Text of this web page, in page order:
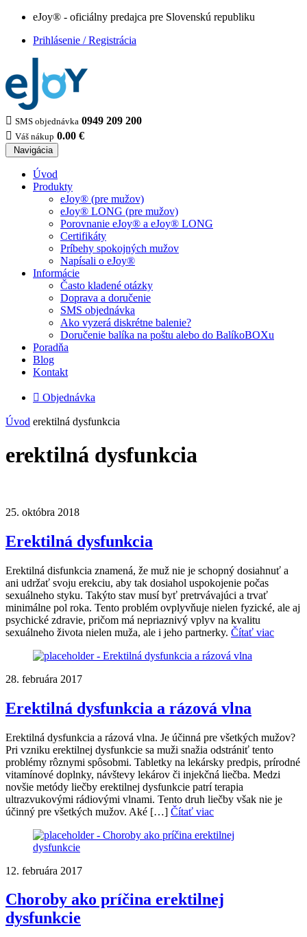
eJoy® - oficiálny predajca pre Slovenskú republiku
Prihlásenie / Registrácia
 SMS objednávka 0949 209 200
 Váš nákup 0.00 €
Navigácia
Úvod
Produkty
eJoy® (pre mužov)
eJoy® LONG (pre mužov)
Porovnanie eJoy® a eJoy® LONG
Certifikáty
Príbehy spokojných mužov
Napísali o eJoy®
Informácie
Často kladené otázky
Doprava a doručenie
SMS objednávka
Ako vyzerá diskrétne balenie?
Doručenie balíka na poštu alebo do BalíkoBOXu
Poradňa
Blog
Kontakt
 Objednávka
Úvod erektilná dysfunkcia
erektilná dysfunkcia
25. októbra 2018
Erektilná dysfunkcia
Erektilná disfunkcia znamená, že muž nie je schopný dosiahnuť a
ani udržať svoju erekciu, aby tak dosiahol uspokojenie počas
sexuálneho styku. Takýto stav musí byť pretrvávajúci a trvať
minimálne pol roka. Tento problém ovplyvňuje nielen fyzické, ale aj
psychické zdravie, pričom má nepriaznivý vplyv na kvalitu
sexuálneho života nielen muža, ale i jeho partnerky. Čítať viac
28. februára 2017
Erektilná dysfunkcia a rázová vlna
Erektilná dysfunkcia a rázová vlna. Je účinná pre všetkých mužov?
Pri vzniku erektilnej dysfunkcie sa muži snažia odstrániť tento
problémy rôznymi spôsobmi. Tabletky na lekársky predpis, prírodné
vitamínové doplnky, návštevy lekárov či injekčná liečba. Medzi
novšie metódy liečby erektilnej dysfunkcie patrí terapia
ultrazvukovými rádiovými vlnami. Tento druh liečby však nie je
účinný pre všetkých mužov. Aké […] Čítať viac
12. februára 2017
Choroby ako príčina erektilnej
dysfunkcie